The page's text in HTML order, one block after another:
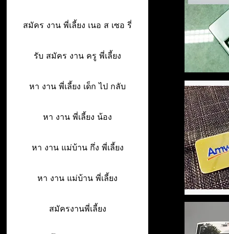
สมัคร งาน พี่เลี้ยง เนอ ส เซอ รี่
รับ สมัคร งาน ครู พี่เลี้ยง
หา งาน พี่เลี้ยง เด็ก ไป กลับ
หา งาน พี่เลี้ยง น้อง
หา งาน แม่บ้าน กึ่ง พี่เลี้ยง
หา งาน แม่บ้าน พี่เลี้ยง
สมัครงานพี่เลี้ยง